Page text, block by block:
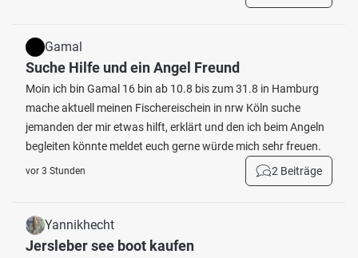
Gamal
Suche Hilfe und ein Angel Freund
Moin ich bin Gamal 16 bin ab 10.8 bis zum 31.8 in Hamburg
mache aktuell meinen Fischereischein in nrw Köln suche
jemanden der mir etwas hilft, erklärt und den ich beim Angeln
begleiten könnte meldet euch gerne würde mich sehr freuen.
vor 3 Stunden 2 Beiträge
Yannikhecht
Jersleber see boot kaufen